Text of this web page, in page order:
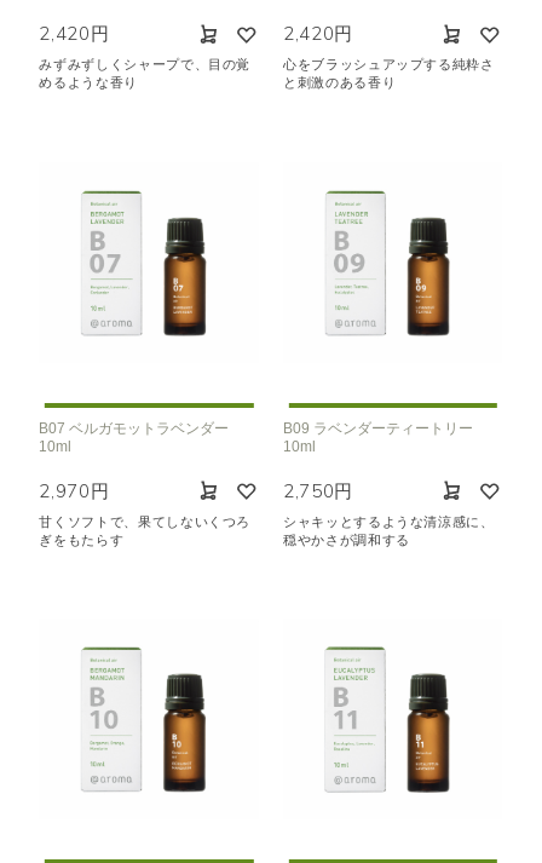
2,420円
みずみずしくシャープで、目の覚
めるような香り
2,420円
心をブラッシュアップする純粋さ
と刺激のある香り
B07 ベルガモットラベンダー
10ml
2,970円
甘くソフトで、果てしないくつろ
ぎをもたらす
B09 ラベンダーティートリー
10ml
2,750円
シャキッとするような清涼感に、
穏やかさが調和する